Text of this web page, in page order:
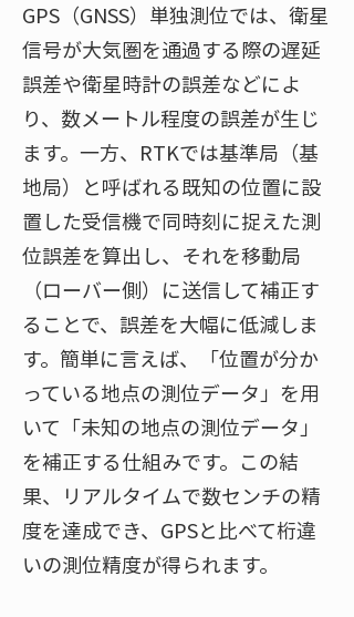
GPS（GNSS）単独測位では、衛星
信号が大気圏を通過する際の遅延
誤差や衛星時計の誤差などによ
り、数メートル程度の誤差が生じ
ます。一方、RTKでは基準局（基
地局）と呼ばれる既知の位置に設
置した受信機で同時刻に捉えた測
位誤差を算出し、それを移動局
（ローバー側）に送信して補正す
ることで、誤差を大幅に低減しま
す。簡単に言えば、「位置が分か
っている地点の測位データ」を用
いて「未知の地点の測位データ」
を補正する仕組みです。この結
果、リアルタイムで数センチの精
度を達成でき、GPSと比べて桁違
いの測位精度が得られます。